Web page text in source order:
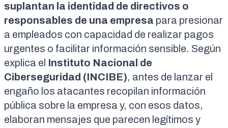
suplantan la identidad de directivos o
responsables de una empresa para presionar
a empleados con capacidad de realizar pagos
urgentes o facilitar información sensible. Según
explica el Instituto Nacional de
Ciberseguridad (INCIBE), antes de lanzar el
engaño los atacantes recopilan información
pública sobre la empresa y, con esos datos,
elaboran mensajes que parecen legítimos y